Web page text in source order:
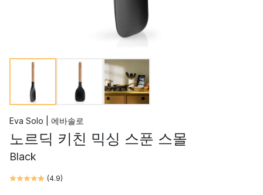
Eva Solo | 에바솔로
노르딕 키친 믹싱 스푼 스몰
Black
(4.9)